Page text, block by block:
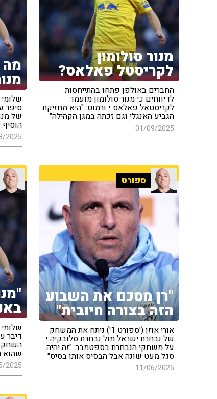
מנור סולומון
לקריסטל פאלאס?
החברים באולפן פתחו בהתייחסות
לדיווחים כי מנור סולומון מועמד
לקריסטאל פאלאס • ורמוט: "היא מחזיקת
הגביע האנגלי וגם זכתה במגן הקהילה"
01/09/2025
מה
סיפר
של
2025
ספורט
"רן מסכם את השבוע
הזה בצורה חיובית"
אורי אוזן ('ספורט 1') ניתח את המשחק
של נבחרת ישראל מול נבחרת סלובקיה •
על משחקי הנבחרת בספטמבר: "זה יהיה
סגל מעט שונה אבל הבסיס אותו בסיס"
11/06/2025
דיבר
שהוא
2025